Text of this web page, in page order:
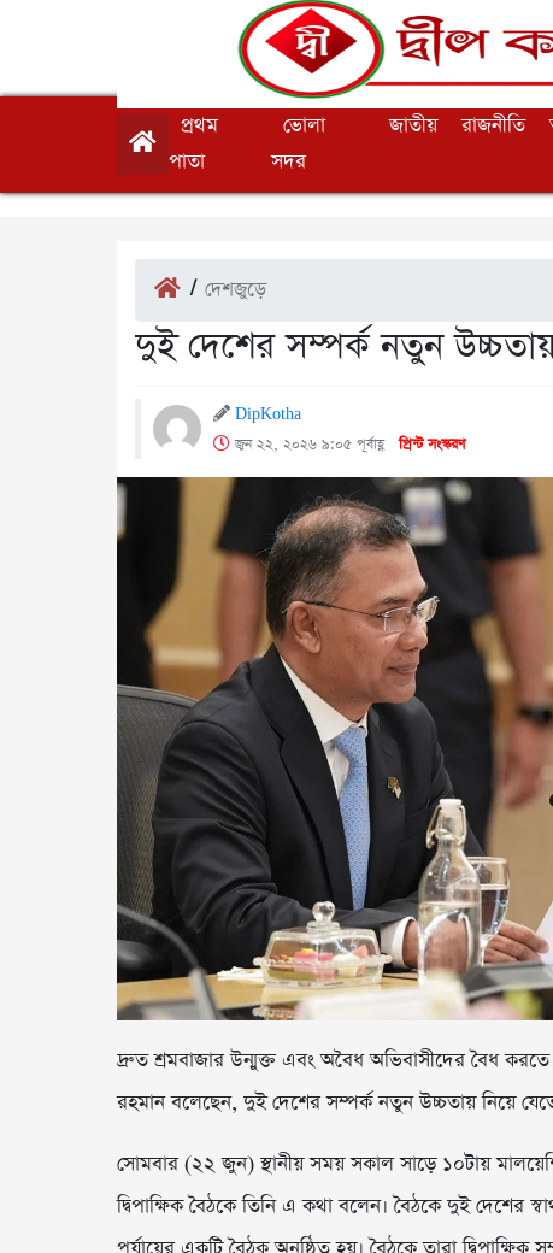
প্রথম
পাতা
ভোলা
সদর
জাতীয় রাজনীতি
/ দেশজুড়ে
দুই দেশের সম্পর্ক নতুন
DipKotha
জুন ২২, ২০২৬ ৯:০৫ পূর্বাহ্ণপ্রিন্ট সংস্করণ
দ্রুত শ্রমবাজার উন্মুক্ত এবং অবৈধ অভিবাসীদের বৈধ করতে
রহমান বলেছেন, দুই দেশের সম্পর্ক নতুন উচ্চতায় নিয়ে
সোমবার (২২ জুন) স্থানীয় সময় সকাল সাড়ে ১০টায়
দ্বিপাক্ষিক বৈঠকে তিনি এ কথা বলেন। বৈঠকে দুই দেশের